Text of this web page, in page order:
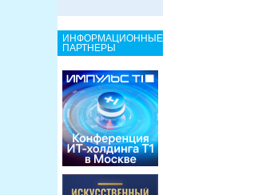
ИНФОРМАЦИОННЫЕ
ПАРТНЕРЫ